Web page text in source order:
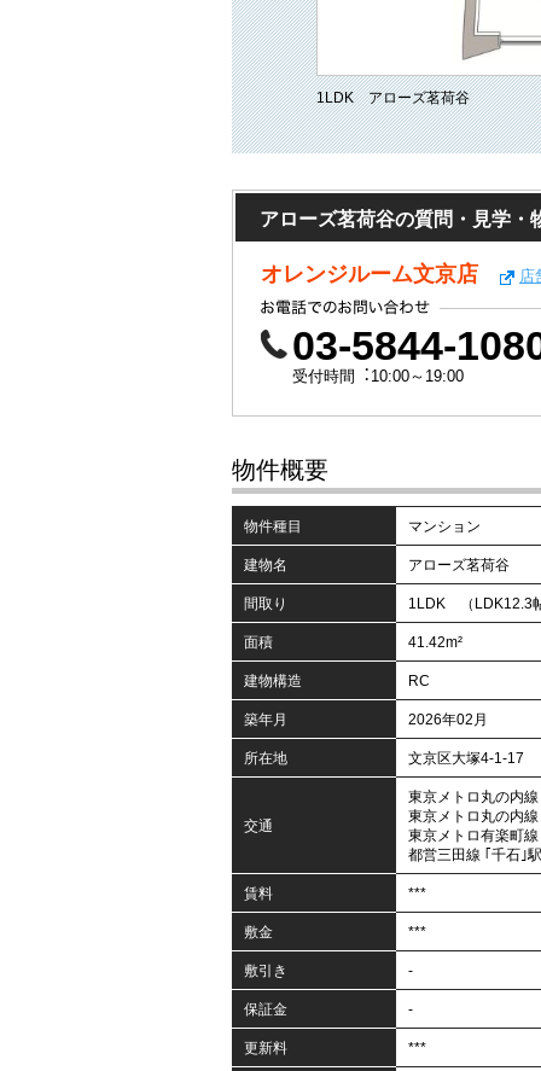
1LDK アローズ茗荷谷
アローズ茗荷谷の質問・見学・
オレンジルーム文京店 店
03-5844-
受付時間︓10:00～19:00
物件概要
物件種目 マンション
建物名 アローズ茗荷谷
間取り 1LDK （LDK12.3
面積 41.42m²
建物構造 RC
築年月 2026年02月
所在地 文京区大塚4-1-17
交通
東京メトロ丸の内
東京メトロ丸の内
東京メトロ有楽町
都営三田線 ｢千石｣
賃料 ***
敷金 ***
敷引き -
保証金 -
更新料 ***